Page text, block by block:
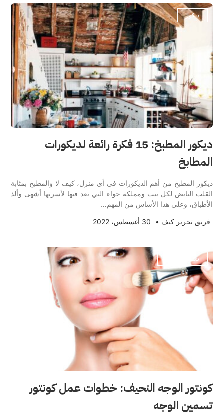
ديكور
ديكور المطبخ: 15 فكرة رائعة لديكورات
المطابخ
ديكور المطبخ من أهم الديكورات في أي منزل، كيف لا والمطبخ بمثابة
القلب النابض لكل بيت ومملكة حواء التي تعد فيها لأسرتها أشهى وألذ
الأطباق، وعلى هذا الأساس من المهم…
فريق تحرير كيف • 30 أغسطس، 2022
ستايل وموضة
كونتور الوجه النحيف: خطوات عمل كونتور
تسمين الوجه